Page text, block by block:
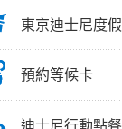
東京迪士尼度
預約等候卡
迪士尼行動點餐